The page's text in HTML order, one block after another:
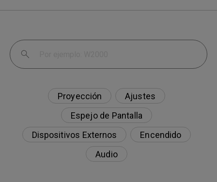
Proyección
Ajustes
Espejo de Pantalla
Dispositivos Externos
Encendido
Audio